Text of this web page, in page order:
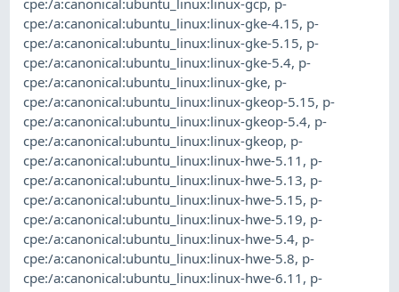
cpe:/a:canonical:ubuntu_linux:linux-gke-4.15, p-
cpe:/a:canonical:ubuntu_linux:linux-gke-5.15, p-
cpe:/a:canonical:ubuntu_linux:linux-gke-5.4, p-
cpe:/a:canonical:ubuntu_linux:linux-gke, p-
cpe:/a:canonical:ubuntu_linux:linux-gkeop-5.15, p-
cpe:/a:canonical:ubuntu_linux:linux-gkeop-5.4, p-
cpe:/a:canonical:ubuntu_linux:linux-gkeop, p-
cpe:/a:canonical:ubuntu_linux:linux-hwe-5.11 , p-
cpe:/a:canonical:ubuntu_linux:linux-hwe-5.13, p-
cpe:/a:canonical:ubuntu_linux:linux-hwe-5.15, p-
cpe:/a:canonical:ubuntu_linux:linux-hwe-5.19, p-
cpe:/a:canonical:ubuntu_linux:linux-hwe-5.4, p-
cpe:/a:canonical:ubuntu_linux:linux-hwe-5.8, p-
cpe:/a:canonical:ubuntu_linux:linux-hwe-6.11 , p-